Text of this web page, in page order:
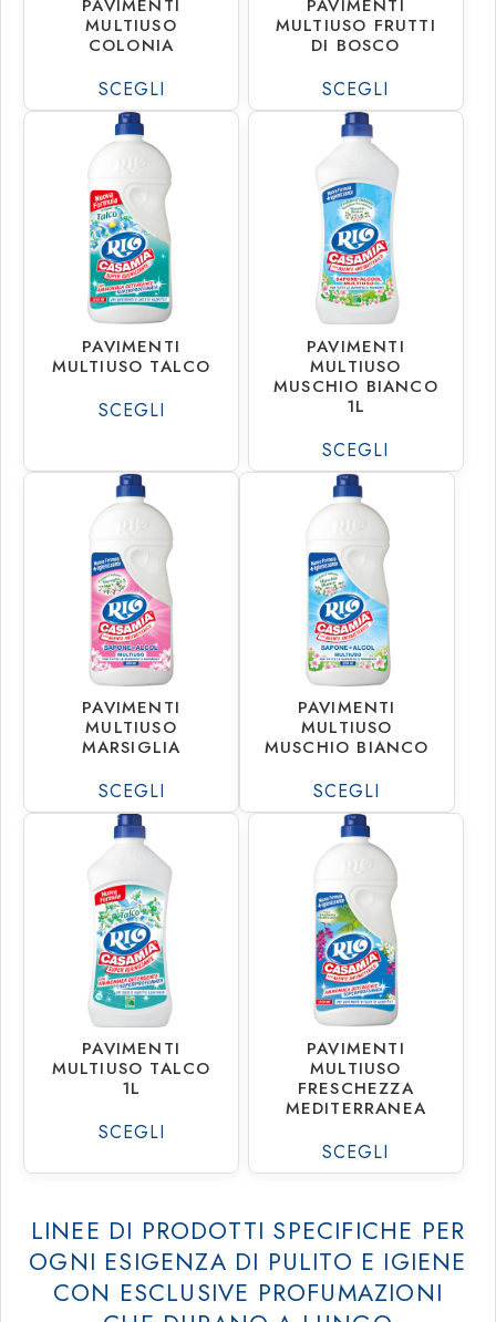
PAVIMENTI
MULTIUSO
COLONIA
SCEGLI
PAVIMENTI
MULTIUSO FRUTTI
DI BOSCO
SCEGLI
€1.37
€22.19
PAVIMENTI
MULTIUSO TALCO
SCEGLI
€1.20
€19.44
PAVIMENTI
MULTIUSO
MUSCHIO BIANCO
1L
SCEGLI
1.37
€22.19
PAVIMENTI
MULTIUSO
MARSIGLIA
SCEGLI
1.37
€22.19
PAVIMENTI
MULTIUSO
MUSCHIO BIANCO
SCEGLI
€1.20
€19.44
PAVIMENTI
MULTIUSO TALCO
1L
SCEGLI
€1.37
€22.19
PAVIMENTI
MULTIUSO
FRESCHEZZA
MEDITERRANEA
SCEGLI
LINEE DI PRODOTTI SPECIFICHE PER
OGNI ESIGENZA DI PULITO E IGIENE
CON ESCLUSIVE PROFUMAZIONI
Rio Con Agente
Rio Piatti
Rio Professional